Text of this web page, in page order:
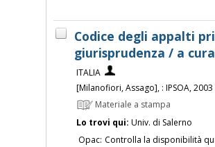
Codice degli appalti
giurisprudenza / a
ITALIA
[Milanofiori, Assago], : IPSOA, 2003
Materiale a stampa
Lo trovi qui: Univ. di Salerno
Opac: Controlla la disponibilità